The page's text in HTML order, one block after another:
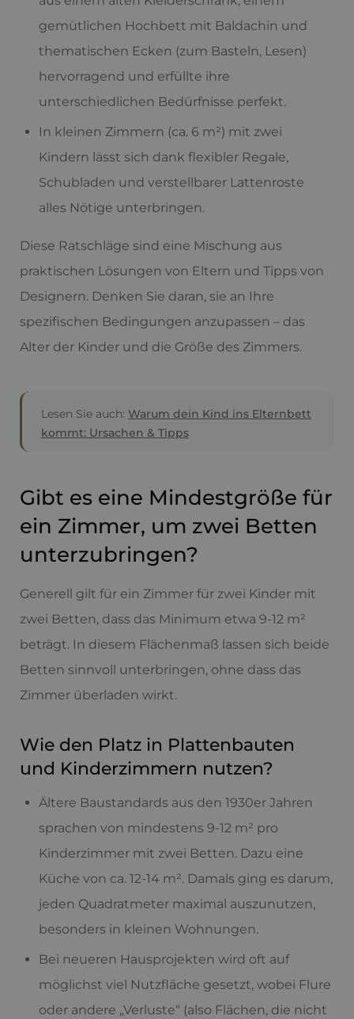
gemütlichen Hochbett mit Baldachin und
thematischen Ecken (zum Basteln, Lesen)
hervorragend und erfüllte ihre
unterschiedlichen Bedürfnisse perfekt.
In kleinen Zimmern (ca. 6 m²) mit zwei
Kindern lässt sich dank flexibler Regale,
Schubladen und verstellbarer Lattenroste
alles Nötige unterbringen.
Diese Ratschläge sind eine Mischung aus
praktischen Lösungen von Eltern und Tipps von
Designern. Denken Sie daran, sie an Ihre
spezifischen Bedingungen anzupassen – das
Alter der Kinder und die Größe des Zimmers.
Lesen Sie auch: Warum dein Kind ins Elternbett
kommt: Ursachen & Tipps
Gibt es eine Mindestgröße für
ein Zimmer, um zwei Betten
unterzubringen?
Generell gilt für ein Zimmer für zwei Kinder mit
zwei Betten, dass das Minimum etwa 9-12 m²
beträgt. In diesem Flächenmaß lassen sich beide
Betten sinnvoll unterbringen, ohne dass das
Zimmer überladen wirkt.
Wie den Platz in Plattenbauten
und Kinderzimmern nutzen?
Ältere Baustandards aus den 1930er Jahren
sprachen von mindestens 9-12 m² pro
Kinderzimmer mit zwei Betten. Dazu eine
Küche von ca. 12-14 m². Damals ging es darum,
jeden Quadratmeter maximal auszunutzen,
besonders in kleinen Wohnungen.
Bei neueren Hausprojekten wird oft auf
möglichst viel Nutzfläche gesetzt, wobei Flure
oder andere „Verluste“ (also Flächen, die nicht